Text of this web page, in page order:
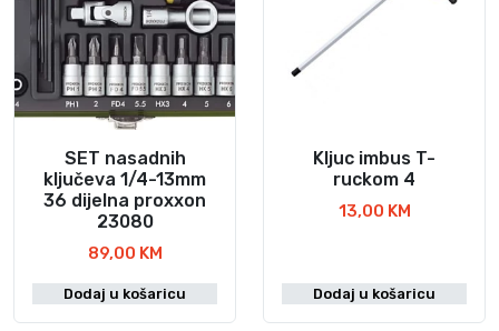
SET nasadnih
ključeva 1/4-13mm
36 dijelna proxxon
23080
89,00 KM
Dodaj u košaricu
Kljuc imbus T-
ruckom 4
13,00 KM
Dodaj u košaricu